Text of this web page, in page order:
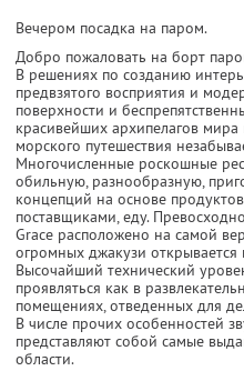
Вечером посадка на паром.
Добро пожаловать на борт
В решениях по созданию
предвзятого восприятия и
поверхности и
красивейших архипелагов
морского путешествия
Многочисленные роскошные
обильную, разнообразную,
концепций на основе
поставщиками, еду.
Grace расположено на самой
огромных джакузи открывается
Высочайший технический
проявляться как в
помещениях, отведенных для
В числе прочих особенностей
представляют собой самые
области.